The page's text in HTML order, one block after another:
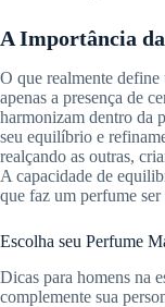
A Importância
O que realmente
apenas a presença de
harmonizam dentro da
seu equilíbrio e
realçando as outras,
A capacidade de
que faz um perfume
Escolha seu Perfume
Dicas para homens na
complemente sua